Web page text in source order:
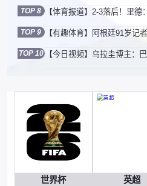
TOP 8
TOP 9
TOP 10
世界杯 英超